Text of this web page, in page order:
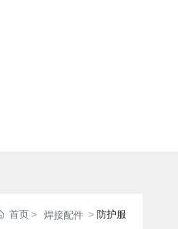
首页 焊接配件 防护服